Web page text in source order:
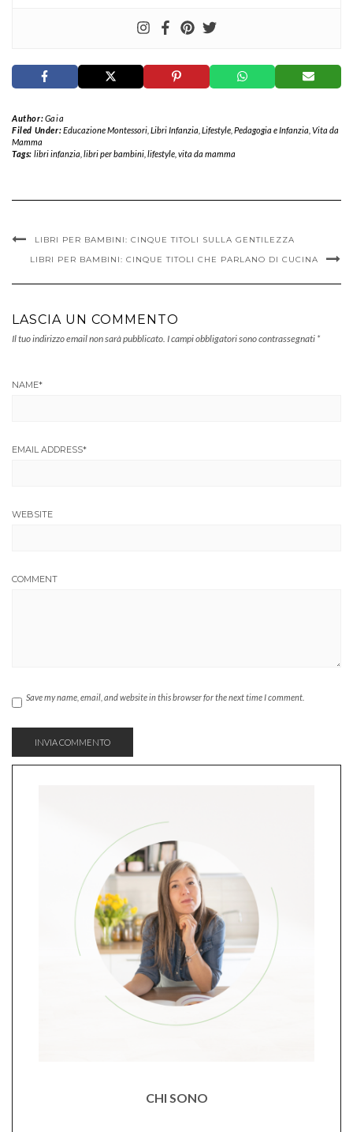
Author:Gaia
Filed Under:Educazione Montessori, Libri Infanzia Lifestyle, Pedagogia e Infanzia Vita da
Mamma
Tags: libri infanzia libri per bambini, lifestyle, vita da mamma
LIBRI PER BAMBINI: CINQUE TITOLI SULLA GENTILEZZA
LIBRI PER BAMBINI: CINQUE TITOLI CHE PARLANO DI CUCINA
LASCIA UN COMMENTO
Il tuo indirizzo email non sarà pubblicato. I campi obbligatori sono contrassegnati *
NAME*
EMAIL ADDRESS*
WEBSITE
COMMENT
Save my name, email, and website in this browser for the next time I comment.
CHI SONO